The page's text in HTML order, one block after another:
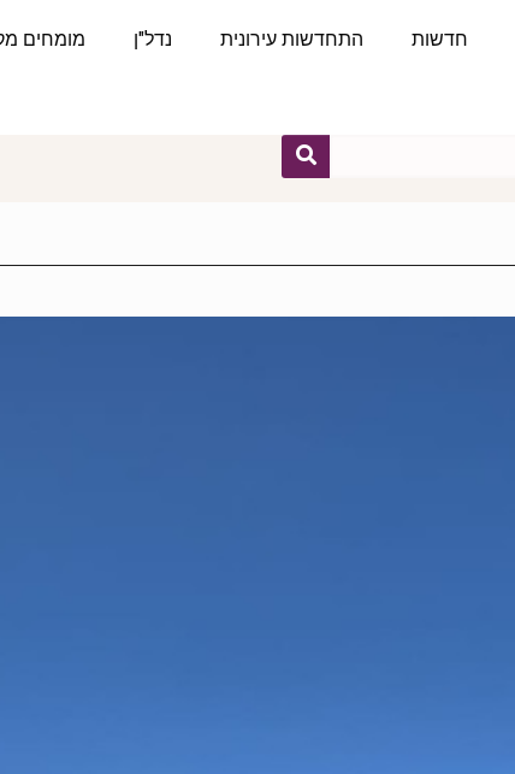
חדשות התחדשות עירונית נדל"ן מומחים